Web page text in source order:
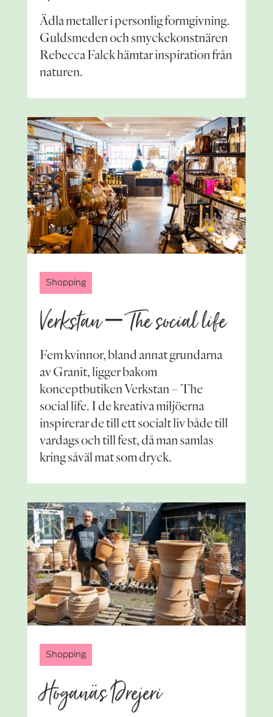
Ädla metaller i personlig formgivning.
Guldsmeden och smyckekonstnären
Rebecca Falck hämtar inspiration från
naturen.
Shopping
Verkstan – The social life
Fem kvinnor, bland annat grundarna
av Granit, ligger bakom
konceptbutiken Verkstan – The
social life. I de kreativa miljöerna
inspirerar de till ett socialt liv både till
vardags och till fest, då man samlas
kring såväl mat som dryck.
Shopping
Höganäs Drejeri